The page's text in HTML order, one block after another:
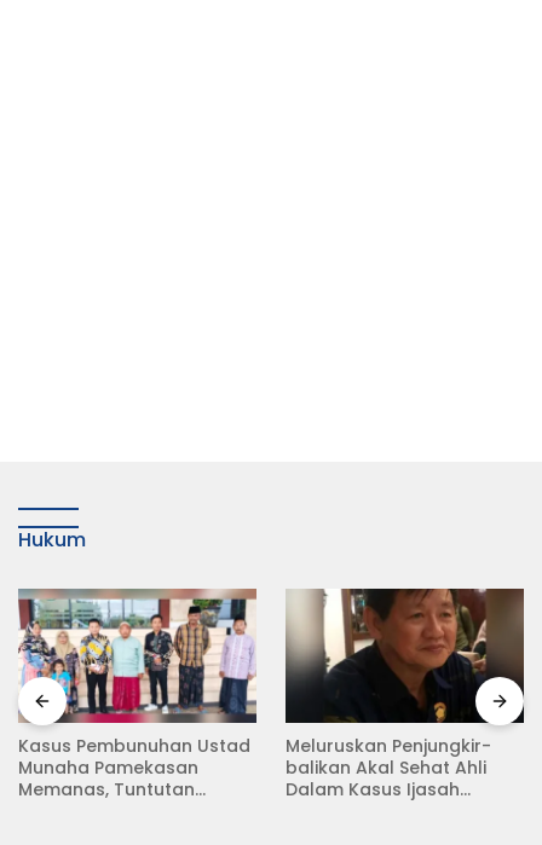
Hukum
Meluruskan Penjungkir-
balikan Akal Sehat Ahli
Dalam Kasus Ijasah
Rampas Motor Tanpa
Surat Resmi, Modus Baru
Debt Collector di Jalan